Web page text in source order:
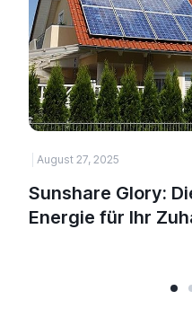
August 27, 2025
Sunshare Glory:
Energie für Ihr